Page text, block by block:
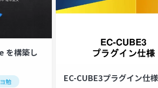
を構築し
勉 EC-CUBE3プラグイン仕様